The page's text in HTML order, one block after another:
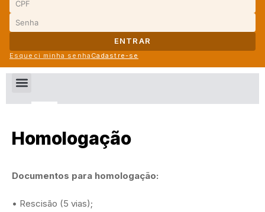
ENTRAR
Esqueci minha senha Cadastre-se
Homologação
Documentos para homologação:
• Rescisão (5 vias);